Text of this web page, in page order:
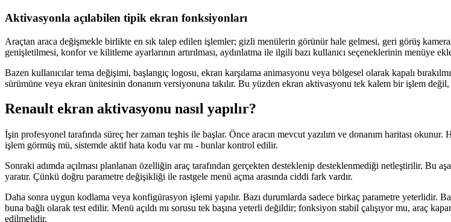
Aktivasyonla açılabilen tipik ekran fonksiyonları
Araçtan araca değişmekle birlikte en sık talep edilen işlemler; gizli menülerin görünür hale gelmesi, geri görüş
genişletilmesi, konfor ve kilitleme ayarlarının artırılması, aydınlatma ile ilgili bazı kullanıcı seçeneklerinin menüye
Bazen kullanıcılar tema değişimi, başlangıç logosu, ekran karşılama animasyonu veya bölgesel olarak kapalı
sürümüne veya ekran ünitesinin donanım versiyonuna takılır. Bu yüzden ekran aktivasyonu tek kalem bir işlem
Renault ekran aktivasyonu nasıl yapılır?
İşin profesyonel tarafında süreç her zaman teşhis ile başlar. Önce aracın mevcut yazılım ve donanım haritası
işlem görmüş mü, sistemde aktif hata kodu var mı - bunlar kontrol edilir.
Sonraki adımda açılması planlanan özelliğin araç tarafından gerçekten desteklenip desteklenmediği netleştirilir. Bu
yaratır. Çünkü doğru parametre değişikliği ile rastgele menü açma arasında ciddi fark vardır.
Daha sonra uygun kodlama veya konfigürasyon işlemi yapılır. Bazı durumlarda sadece birkaç parametre yeterlidir.
buna bağlı olarak test edilir. Menü açıldı mı sorusu tek başına yeterli değildir; fonksiyon stabil çalışıyor mu, araç
edilmelidir.